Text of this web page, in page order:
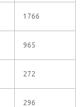
1766
965
272
296